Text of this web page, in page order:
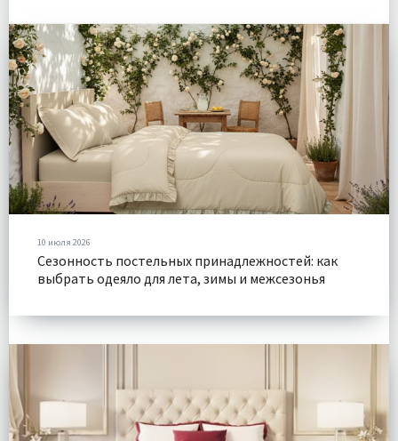
10 июля 2026
Сезонность постельных принадлежностей: как
выбрать одеяло для лета, зимы и межсезонья